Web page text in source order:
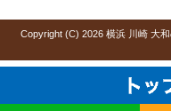
Copyright (C) 2026 横浜 川崎 大